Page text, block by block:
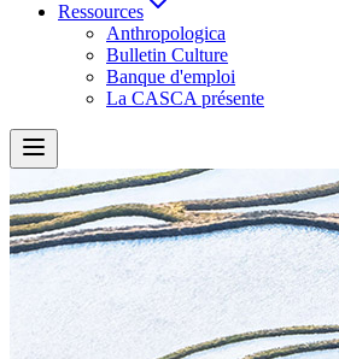
Ressources
Anthropologica
Bulletin Culture
Banque d'emploi
La CASCA présente